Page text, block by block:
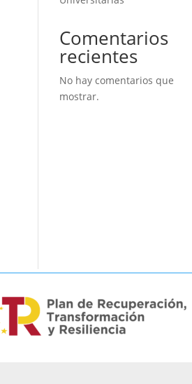
Comentarios
recientes
No hay comentarios que
mostrar.